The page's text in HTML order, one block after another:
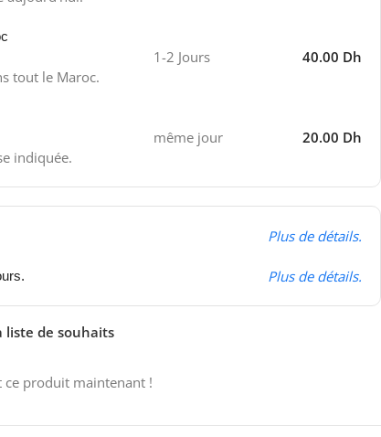
tout le Maroc.
1-2 Jours 40.00 Dh
indiquée.
même jour 20.00 Dh
Plus de détails.
Plus de détails.
liste de souhaits
ce produit maintenant !